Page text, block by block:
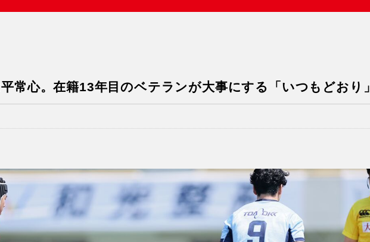
常心。在籍13年目のベテランが大事にする「いつもどおり」